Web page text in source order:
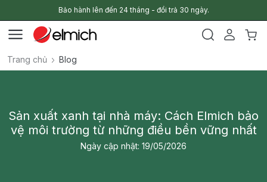
Bảo hành lên đến 24 tháng - đổi trả 30 ngày.
Trang chủ Blog
Sản xuất xanh tại nhà máy: Cách Elmich bảo
vệ môi trường từ những điều bền vững nhất
Ngày cập nhật: 19/05/2026